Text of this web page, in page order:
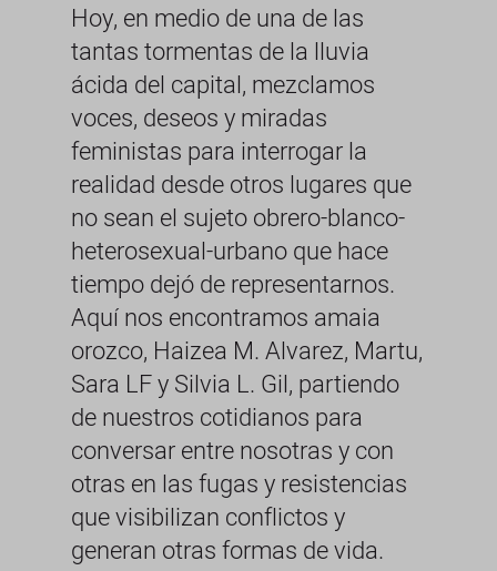
Hoy, en medio de una de las
tantas tormentas de la lluvia
ácida del capital, mezclamos
voces, deseos y miradas
feministas para interrogar la
realidad desde otros lugares que
no sean el sujeto obrero-blanco-
heterosexual-urbano que hace
tiempo dejó de representarnos.
Aquí nos encontramos amaia
orozco, Haizea M. Alvarez, Martu,
Sara LF y Silvia L. Gil, partiendo
de nuestros cotidianos para
conversar entre nosotras y con
otras en las fugas y resistencias
que visibilizan conflictos y
generan otras formas de vida.